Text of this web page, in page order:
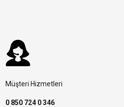
Müşteri Hizmetleri
0 850 724 0 346